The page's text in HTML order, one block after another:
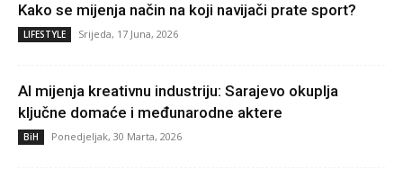
Kako se mijenja način na koji navijači prate sport?
LIFESTYLE Srijeda, 17 Juna, 2026
AI mijenja kreativnu industriju: Sarajevo okuplja
ključne domaće i međunarodne aktere
BiH Ponedjeljak, 30 Marta, 2026